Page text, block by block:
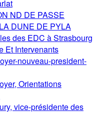
ND DE PASSE
DUNE DE PYLA
des EDC à Strasbourg
Et Intervenants
nouveau-president-
Orientations
vice-présidente des